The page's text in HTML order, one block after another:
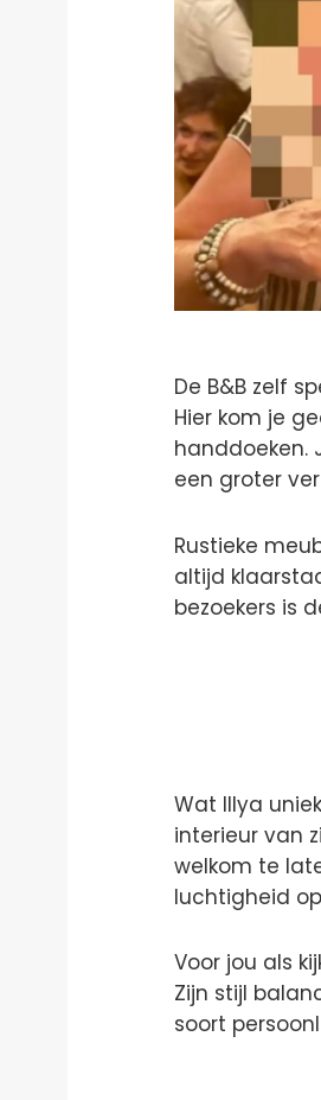
De B&B zelf
Hier kom je
handdoeken.
een groter
Rustieke
altijd
bezoekers is
Wat Illya
interieur van
welkom te
luchtigheid
Voor jou als
Zijn stijl
soort